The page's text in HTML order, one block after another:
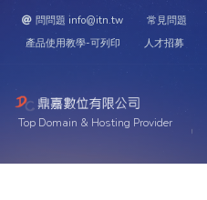
問問題 info@itn.tw 常見問題
產品使用教學-可列印
人才招募
Top Domain & Hosting Provider